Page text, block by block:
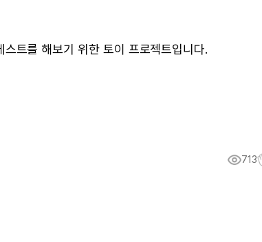
트를 해보기 위한 토이 프로젝트입니다.
713